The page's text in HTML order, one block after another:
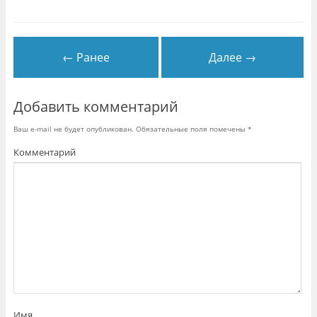
← Ранее Далее →
Добавить комментарий
Ваш e-mail не будет опубликован. Обязательные поля помечены *
Комментарий